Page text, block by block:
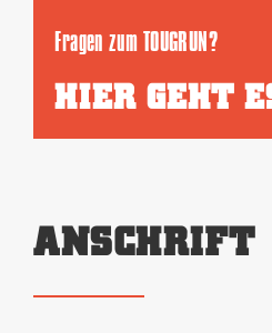
Fragen zum TOUGRUN?
HIER GEHT
ANSCHRIFT